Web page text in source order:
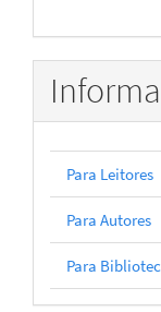
Para Leitores
Para Autores
Para